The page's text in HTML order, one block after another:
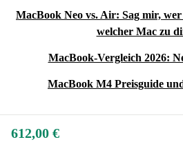
MacBook Neo vs. Air: Sag mir,
welcher Mac zu
MacBook-Vergleich 2026:
MacBook M4 Preisguide
612,00 €